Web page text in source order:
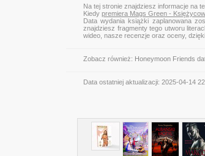
Na tej stronie znajdziesz informacje na
Kiedy premiera Mags Green -
Data wydania książki zaplanowana
znajdziesz fragmenty tego utworu
wideo, nasze recenzje oraz oceny,
Zobacz również: Honeymoon Friends
Data ostatniej aktualizacji: 2025-04-14